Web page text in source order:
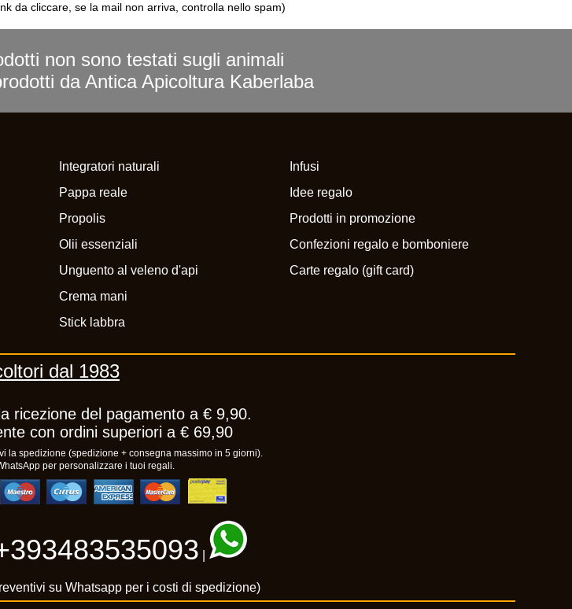
da cliccare, se la mail non arriva, controlla nello spam)
non sono testati sugli animali
da Antica Apicoltura Kaberlaba
Integratori naturali
Pappa reale
Propolis
Olii essenziali
Unguento al veleno d'api
Crema mani
Stick labbra
Infusi
Idee regalo
Prodotti in promozione
Confezioni regalo e bomboniere
Carte regalo (gift card)
dal 1983
ricezione del pagamento a € 9,90.
con ordini superiori a € 69,90
la spedizione (spedizione + consegna massimo in 5 giorni).
per personalizzare i tuoi regali.
su Whatsapp per i costi di spedizione)